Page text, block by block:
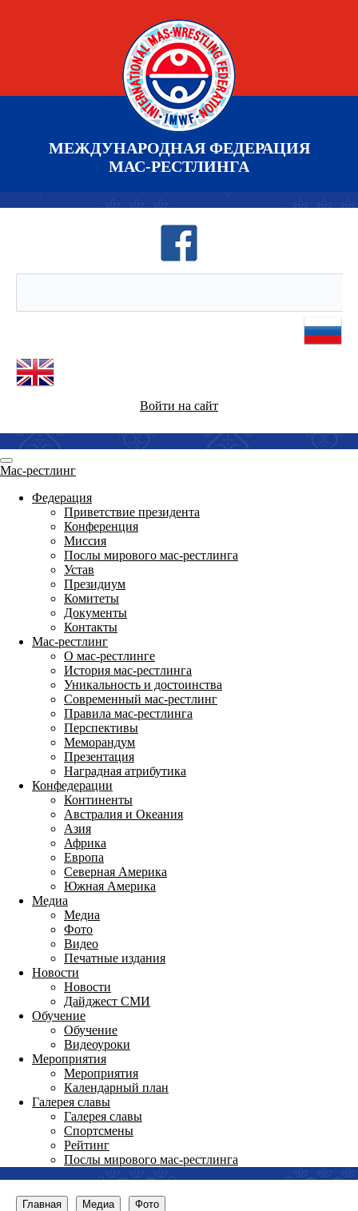
МЕЖДУНАРОДНАЯ ФЕДЕРАЦИЯ
МАС-РЕСТЛИНГА
Войти на сайт
Мас-рестлинг
Федерация
Приветствие президента
Конференция
Миссия
Послы мирового мас-рестлинга
Устав
Президиум
Комитеты
Документы
Контакты
Мас-рестлинг
О мас-рестлинге
История мас-рестлинга
Уникальность и достоинства
Современный мас-рестлинг
Правила мас-рестлинга
Перспективы
Меморандум
Презентация
Наградная атрибутика
Конфедерации
Континенты
Австралия и Океания
Азия
Африка
Европа
Северная Америка
Южная Америка
Медиа
Медиа
Фото
Видео
Печатные издания
Новости
Новости
Дайджест СМИ
Обучение
Обучение
Видеоуроки
Мероприятия
Мероприятия
Календарный план
Галерея славы
Галерея славы
Спортсмены
Рейтинг
Послы мирового мас-рестлинга
Главная Медиа
Фото